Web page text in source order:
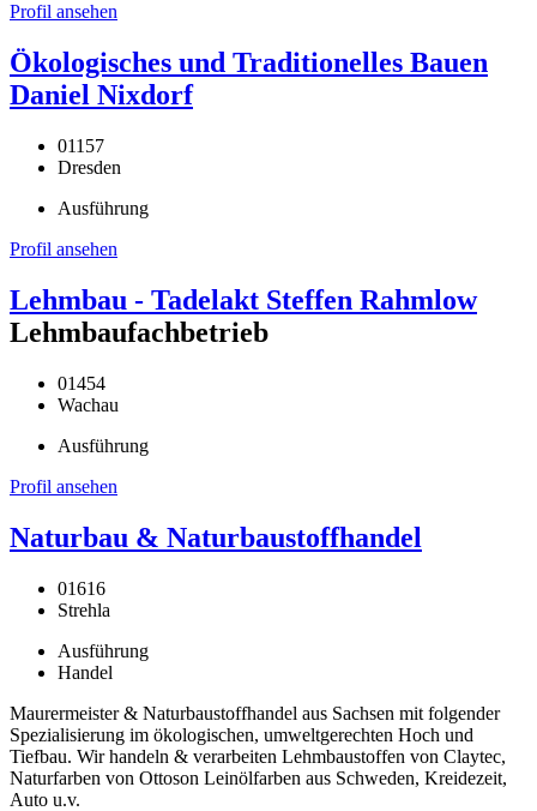
Profil ansehen
Ökologisches und Traditionelles Bauen
Daniel Nixdorf
01157
Dresden
Ausführung
Profil ansehen
Lehmbau - Tadelakt Steffen Rahmlow
Lehmbaufachbetrieb
01454
Wachau
Ausführung
Profil ansehen
Naturbau & Naturbaustoffhandel
01616
Strehla
Ausführung
Handel
Maurermeister & Naturbaustoffhandel aus Sachsen mit folgender
Spezialisierung im ökologischen, umweltgerechten Hoch und
Tiefbau. Wir handeln & verarbeiten Lehmbaustoffen von Claytec,
Naturfarben von Ottoson Leinölfarben aus Schweden, Kreidezeit,
Auto u.v.